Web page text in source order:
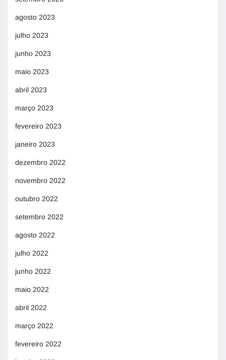
agosto 2023
julho 2023
junho 2023
maio 2023
abril 2023
março 2023
fevereiro 2023
janeiro 2023
dezembro 2022
novembro 2022
outubro 2022
setembro 2022
agosto 2022
julho 2022
junho 2022
maio 2022
abril 2022
março 2022
fevereiro 2022